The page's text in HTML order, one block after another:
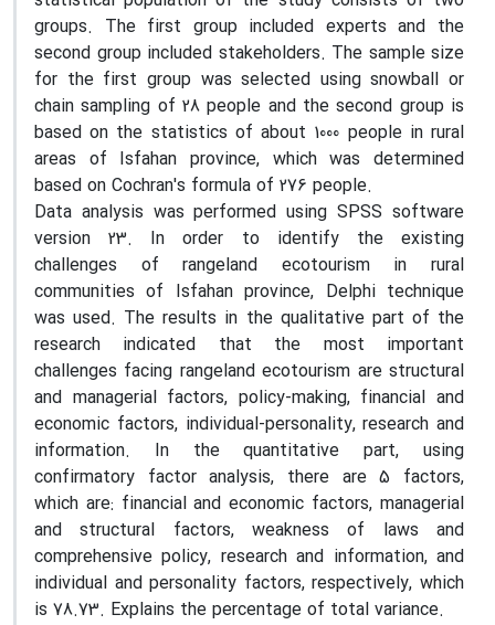
groups. The first group included experts and the
second group included stakeholders. The sample size
for the first group was selected using snowball or
chain sampling of 28 people and the second group is
based on the statistics of about 1000 people in rural
areas of Isfahan province, which was determined
based on Cochran's formula of 276 people.
Data analysis was performed using SPSS software
version 23. In order to identify the existing
challenges of rangeland ecotourism in rural
communities of Isfahan province, Delphi technique
was used. The results in the qualitative part of the
research indicated that the most important
challenges facing rangeland ecotourism are structural
and managerial factors, policy-making, financial and
economic factors, individual-personality, research and
information. In the quantitative part, using
confirmatory factor analysis, there are 5 factors,
which are: financial and economic factors, managerial
and structural factors, weakness of laws and
comprehensive policy, research and information, and
individual and personality factors, respectively, which
is 78.73. Explains the percentage of total variance.